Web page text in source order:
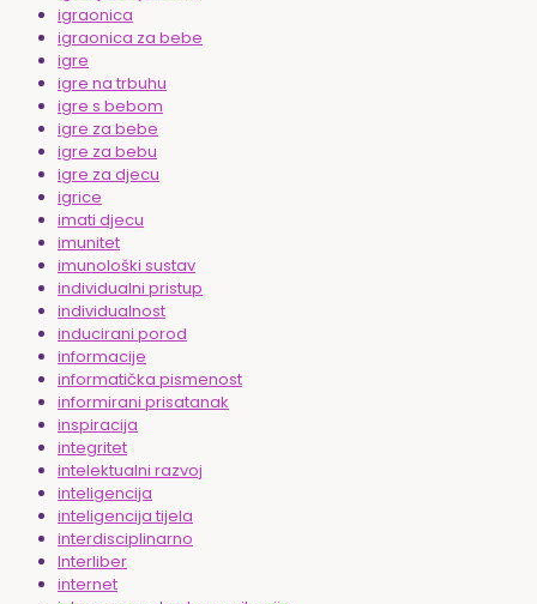
igraonica
igraonica za bebe
igre
igre na trbuhu
igre s bebom
igre za bebe
igre za bebu
igre za djecu
igrice
imati djecu
imunitet
imunološki sustav
individualni pristup
individualnost
inducirani porod
informacije
informatička pismenost
informirani prisatanak
inspiracija
integritet
intelektualni razvoj
inteligencija
inteligencija tijela
interdisciplinarno
Interliber
internet